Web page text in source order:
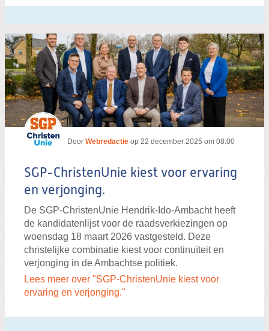
Door Webredactie op 22 december 2025 om 08:00
SGP-ChristenUnie kiest voor ervaring
en verjonging.
De SGP-ChristenUnie Hendrik-Ido-Ambacht heeft
de kandidatenlijst voor de raadsverkiezingen op
woensdag 18 maart 2026 vastgesteld. Deze
christelijke combinatie kiest voor continuïteit en
verjonging in de Ambachtse politiek.
Lees meer over "SGP-ChristenUnie kiest voor
ervaring en verjonging."